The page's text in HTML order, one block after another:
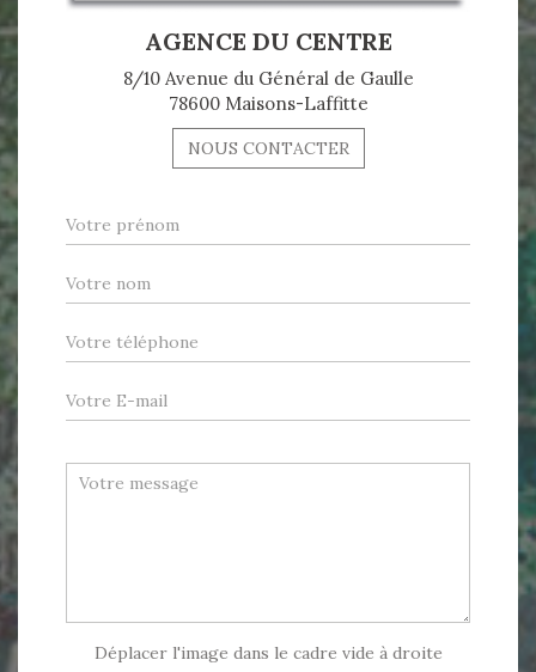
AGENCE DU CENTRE
8/10 Avenue du Général de Gaulle
78600 Maisons-Laffitte
NOUS CONTACTER
Déplacer l'image dans le cadre vide à droite